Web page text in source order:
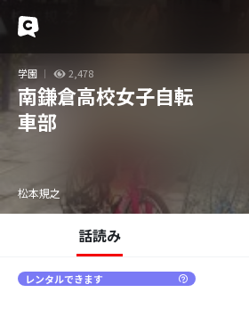
学園 2,478
南鎌倉高校女子自転
車部
松本規之
話読み
レンタルできます